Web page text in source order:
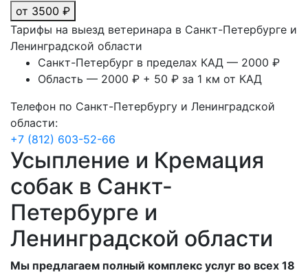
от 3500 ₽
Тарифы на выезд ветеринара в Санкт-Петербурге и
Ленинградской области
Санкт-Петербург в пределах КАД — 2000 ₽
Область — 2000 ₽ + 50 ₽ за 1 км от КАД
Телефон по Санкт-Петербургу и Ленинградской
области:
+7 (812) 603-52-66
Усыпление и Кремация
собак в Санкт-
Петербурге и
Ленинградской области
Мы предлагаем полный комплекс услуг во всех 18